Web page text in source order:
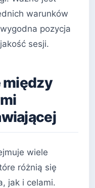
warunków
pozycja
sesji.
między
wiele
różnią się
jak i celami.